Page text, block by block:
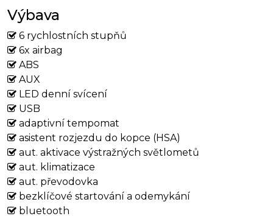
Výbava
6 rychlostních stupňů
6x airbag
ABS
AUX
LED denní svícení
USB
adaptivní tempomat
asistent rozjezdu do kopce (HSA)
aut. aktivace výstražných světlometů
aut. klimatizace
aut. převodovka
bezklíčové startování a odemykání
bluetooth